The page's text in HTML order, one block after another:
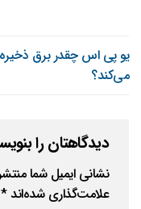
یو‌ پی‌ اس چقدر برق ذخیره
می‌کند؟
دیدگاهتان را
نشانی ایمیل شما
علامت‌گذاری شده‌اند*